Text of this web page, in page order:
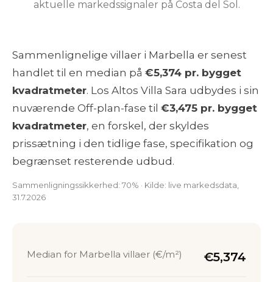
aktuelle markedssignaler på Costa del Sol.
Sammenlignelige villaer i Marbella er senest
handlet til en median på €5,374 pr. bygget
kvadratmeter. Los Altos Villa Sara udbydes i sin
nuværende Off-plan-fase til €3,475 pr. bygget
kvadratmeter, en forskel, der skyldes
prissætning i den tidlige fase, specifikation og
begrænset resterende udbud.
Sammenligningssikkerhed: 70% · Kilde: live markedsdata,
31.7.2026
Median for Marbella villaer (€/m²) €5,374